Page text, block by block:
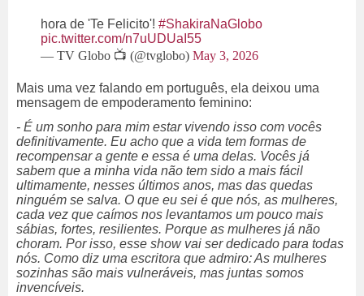
hora de 'Te Felicito'! #ShakiraNaGlobo
pic.twitter.com/n7uUDUaI55
— TV Globo 📺 (@tvglobo) May 3, 2026
Mais uma vez falando em português, ela deixou uma
mensagem de empoderamento feminino:
- É um sonho para mim estar vivendo isso com vocês
definitivamente. Eu acho que a vida tem formas de
recompensar a gente e essa é uma delas. Vocês já
sabem que a minha vida não tem sido a mais fácil
ultimamente, nesses últimos anos, mas das quedas
ninguém se salva. O que eu sei é que nós, as mulheres,
cada vez que caímos nos levantamos um pouco mais
sábias, fortes, resilientes. Porque as mulheres já não
choram. Por isso, esse show vai ser dedicado para todas
nós. Como diz uma escritora que admiro: As mulheres
sozinhas são mais vulneráveis, mas juntas somos
invencíveis.